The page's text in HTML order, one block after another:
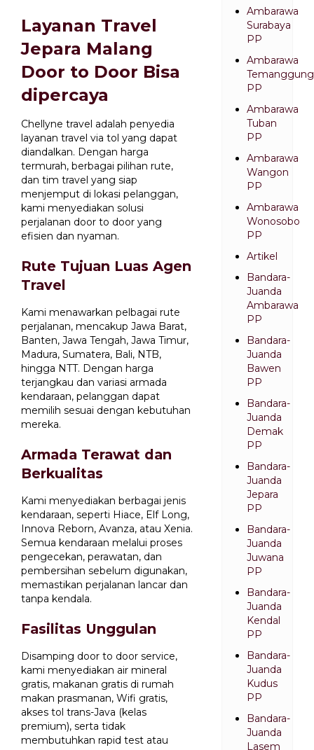
Layanan Travel
Jepara Malang
Door to Door Bisa
dipercaya
Chellyne travel adalah penyedia
layanan travel via tol yang dapat
diandalkan. Dengan harga
termurah, berbagai pilihan rute,
dan tim travel yang siap
menjemput di lokasi pelanggan,
kami menyediakan solusi
perjalanan door to door yang
efisien dan nyaman.
Rute Tujuan Luas Agen
Travel
Kami menawarkan pelbagai rute
perjalanan, mencakup Jawa Barat,
Banten, Jawa Tengah, Jawa Timur,
Madura, Sumatera, Bali, NTB,
hingga NTT. Dengan harga
terjangkau dan variasi armada
kendaraan, pelanggan dapat
memilih sesuai dengan kebutuhan
mereka.
Armada Terawat dan
Berkualitas
Kami menyediakan berbagai jenis
kendaraan, seperti Hiace, Elf Long,
Innova Reborn, Avanza, atau Xenia.
Semua kendaraan melalui proses
pengecekan, perawatan, dan
pembersihan sebelum digunakan,
memastikan perjalanan lancar dan
tanpa kendala.
Fasilitas Unggulan
Disamping door to door service,
kami menyediakan air mineral
gratis, makanan gratis di rumah
makan prasmanan, Wifi gratis,
akses tol trans-Java (kelas
premium), serta tidak
membutuhkan rapid test atau
Ambarawa
Surabaya
PP
Ambarawa
Temanggung
PP
Ambarawa
Tuban
PP
Ambarawa
Wangon
PP
Ambarawa
Wonosobo
PP
Artikel
Bandara-
Juanda
Ambarawa
PP
Bandara-
Juanda
Bawen
PP
Bandara-
Juanda
Demak
PP
Bandara-
Juanda
Jepara
PP
Bandara-
Juanda
Juwana
PP
Bandara-
Juanda
Kendal
PP
Bandara-
Juanda
Kudus
PP
Bandara-
Juanda
Lasem